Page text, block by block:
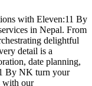
with Eleven:11 By
in Nepal. From
delightful
detail is a
date planning,
By NK turn your
with our